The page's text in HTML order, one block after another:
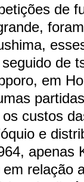
de
de
em
custos
e
apenas
relação